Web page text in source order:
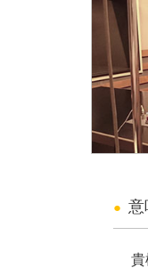
意
貴